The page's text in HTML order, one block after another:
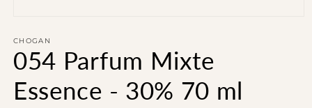
média
1
dans
une
fenêtre
modale
CHOGAN
054 Parfum Mixte
Essence - 30% 70 ml